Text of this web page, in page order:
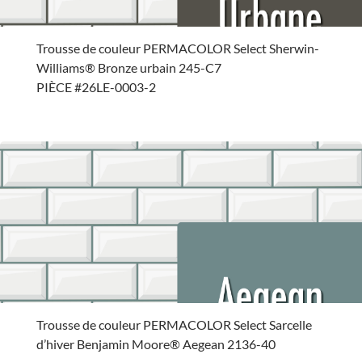
Trousse de couleur PERMACOLOR Select Sherwin-
Williams® Bronze urbain 245-C7
PIÈCE #26LE-0003-2
Trousse de couleur PERMACOLOR Select Sarcelle
d’hiver Benjamin Moore® Aegean 2136-40